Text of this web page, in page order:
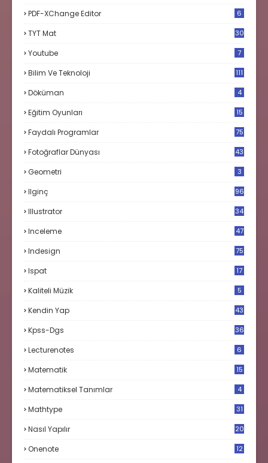
PDF-XChange Editor 6
TYT Mat 30
Youtube 7
Bilim Ve Teknoloji 111
Döküman 4
Eğitim Oyunları 15
Faydalı Programlar 75
Fotoğraflar Dünyası 43
Geometri 3
Ilginç 96
Illustrator 34
Inceleme 47
Indesign 75
Ispat
17
Kaliteli Müzik 5
Kendin Yap 43
Kpss-Dgs 36
Lecturenotes 6
Matematik
15
Matematiksel Tanımlar 4
Mathtype 31
Nasıl Yapılır 20
Onenote 12